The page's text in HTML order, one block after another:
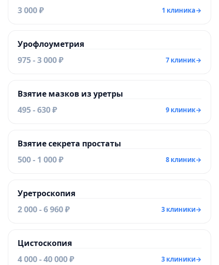
3 000 ₽ 1 клиника→
Урофлоуметрия
975 - 3 000 ₽ 7 клиник→
Взятие мазков из уретры
495 - 630 ₽ 9 клиник→
Взятие секрета простаты
500 - 1 000 ₽ 8 клиник→
Уретроскопия
2 000 - 6 960 ₽ 3 клиники→
Цистоскопия
4 000 - 40 000 ₽ 3 клиники→